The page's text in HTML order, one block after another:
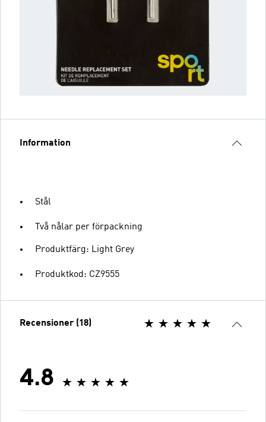
Information
Stål
Två nålar per förpackning
Produktfärg: Light Grey
Produktkod: CZ9555
Recensioner (18)
4.8